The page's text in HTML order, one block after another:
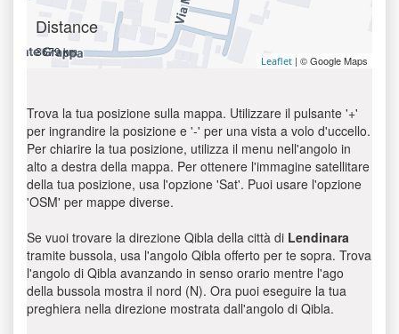
Distance
3679 km
Leaflet | © Google Maps
Trova la tua posizione sulla mappa. Utilizzare il pulsante '+'
per ingrandire la posizione e '-' per una vista a volo d'uccello.
Per chiarire la tua posizione, utilizza il menu nell'angolo in
alto a destra della mappa. Per ottenere l'immagine satellitare
della tua posizione, usa l'opzione 'Sat'. Puoi usare l'opzione
'OSM' per mappe diverse.
Se vuoi trovare la direzione Qibla della città di Lendinara
tramite bussola, usa l'angolo Qibla offerto per te sopra. Trova
l'angolo di Qibla avanzando in senso orario mentre l'ago
della bussola mostra il nord (N). Ora puoi eseguire la tua
preghiera nella direzione mostrata dall'angolo di Qibla.